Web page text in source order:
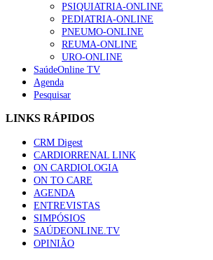
“Os programas de rastreio do
custo-efetivos e representam um
sustentável para os sistemas de
66 visualizações
Trodelvy aprovado para primeira
elegíveis para inibidores PD-(L)1
61 visualizações
Especialistas defendem mais
para ajudar a controlar a
57 visualizações
PSIQUIATRIA-ONLINE
PEDIATRIA-ONLINE
PNEUMO-ONLINE
REUMA-ONLINE
URO-ONLINE
SaúdeOnline TV
Agenda
Pesquisar
LINKS RÁPIDOS
CRM Digest
CARDIORRENAL LINK
ON CARDIOLOGIA
ON TO CARE
AGENDA
ENTREVISTAS
SIMPÓSIOS
SAÚDEONLINE.TV
OPINIÃO